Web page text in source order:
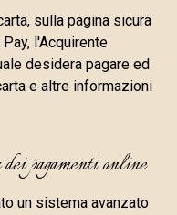
sulla pagina sicura
l'Acquirente
desidera pagare ed
e altre informazioni
pagamenti online
un sistema avanzato